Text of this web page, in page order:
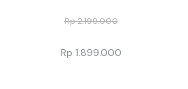
Rp2.199.000
Rp 1.899.000